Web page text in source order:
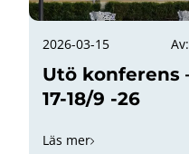
2026-03-15
Utö konferens
17-18/9 -26
Läs mer